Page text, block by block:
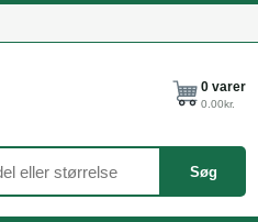
Søg
0 varer
0.00kr.